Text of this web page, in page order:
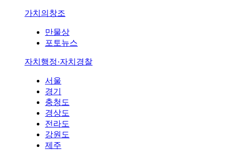
가치의창조
만물상
포토뉴스
자치행정·자치경찰
서울
경기
충청도
경상도
전라도
강원도
제주